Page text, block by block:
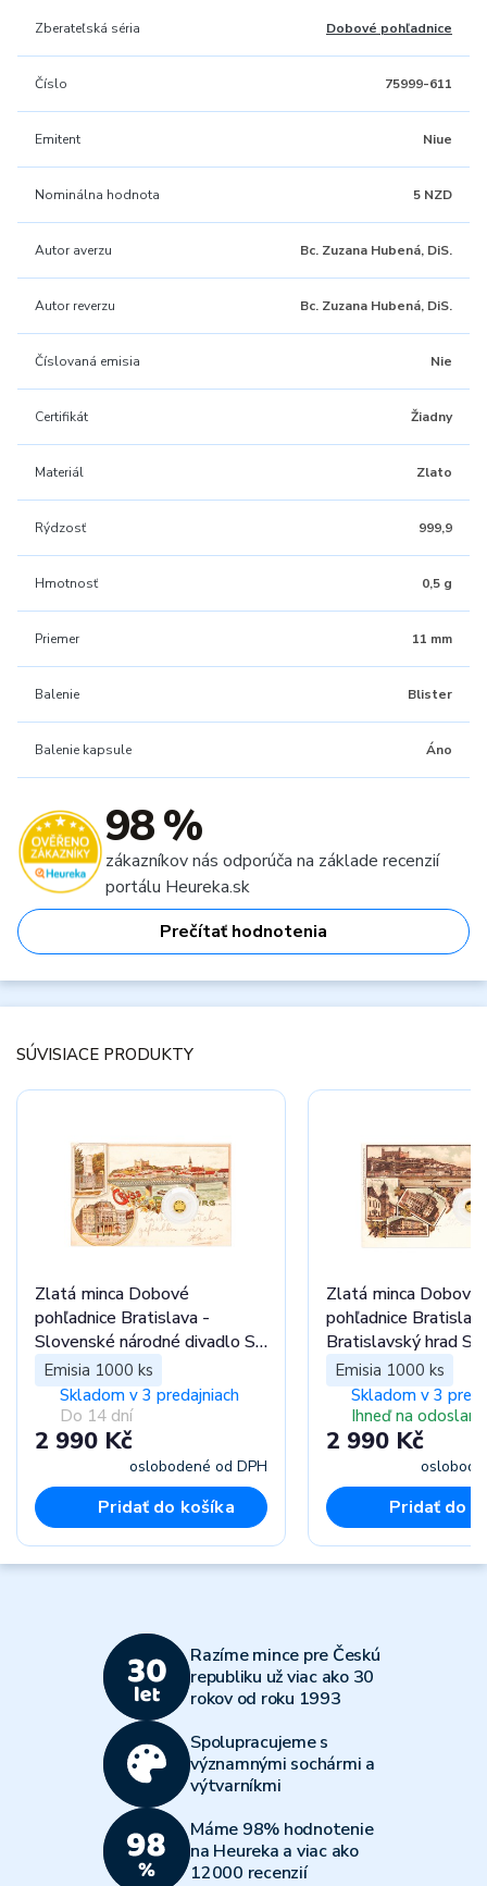
Zberateľská séria Dobové pohľadnice
Číslo 75999-611
Emitent Niue
Nominálna hodnota 5 NZD
Autor averzu Bc. Zuzana Hubená, DiS.
Autor reverzu Bc. Zuzana Hubená, DiS.
Číslovaná emisia Nie
Certifikát Žiadny
Materiál Zlato
Rýdzosť 999,9
Hmotnosť 0,5 g
Priemer 11 mm
Balenie Blister
Balenie kapsule Áno
98 %
zákazníkov nás odporúča na základe recenzií
portálu Heureka.sk
Prečítať hodnotenia
SÚVISIACE PRODUKTY
Zlatá minca Dobové
pohľadnice Bratislava -
Slovenské národné divadlo SK
proof
Emisia 1000 ks
Skladom v 3 predajniach
Do 14 dní
2 990 Kč
oslobodené od DPH
Pridať do košíka
Zlatá minca Dobové
pohľadnice
Bratislavský hrad
Emisia 1000 ks
Skladom v 3
Ihneď na
2 990 Kč
Pridať do
Razíme mince pre Českú
republiku už viac ako 30
rokov od roku 1993
Spolupracujeme s
významnými sochármi a
výtvarníkmi
Máme 98% hodnotenie
na Heureka a viac ako
12000 recenzií